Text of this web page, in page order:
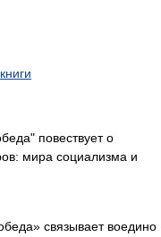
повествует о
мира социализма и
связывает воедино